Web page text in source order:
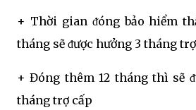
+ Thời gian ᵭóng bảo hiểm
tháng sẽ ᵭược hưởng 3 tháng
+ Đóng thêm 12 tháng thì sẽ
tháng trợ cấp